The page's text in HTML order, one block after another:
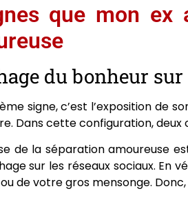
que mon ex
du bonheur
signe, c’est l’exposition de
Dans cette configuration,
de la séparation amoureuse
sur les réseaux sociaux. En
de votre gros mensonge.